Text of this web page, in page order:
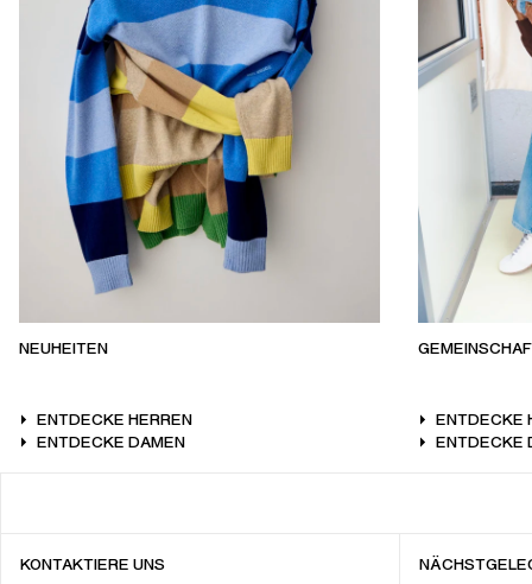
NEUHEITEN
ENTDECKE HERREN
ENTDECKE DAMEN
ENTDECKE
ENTDECKE
KONTAKTIERE UNS